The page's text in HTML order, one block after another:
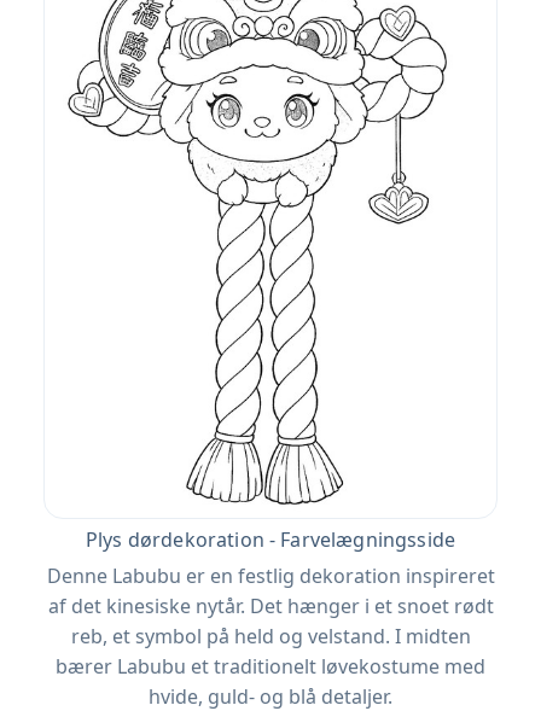
Plys dørdekoration - Farvelægningsside
Denne Labubu er en festlig dekoration inspireret
af det kinesiske nytår. Det hænger i et snoet rødt
reb, et symbol på held og velstand. I midten
bærer Labubu et traditionelt løvekostume med
hvide, guld- og blå detaljer.